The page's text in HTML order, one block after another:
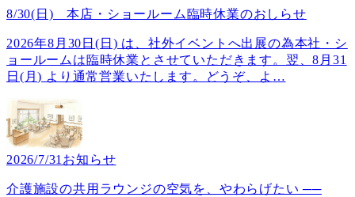
8/30(日) 本店・ショールーム臨時休業のおしらせ
2026年8月30日(日) は、社外イベントへ出展の為本社・シ
ョールームは臨時休業とさせていただきます。翌、8月31
日(月) より通常営業いたします。どうぞ、よ …
2026/7/31 お知らせ
介護施設の共用ラウンジの空気を、やわらげたい ──